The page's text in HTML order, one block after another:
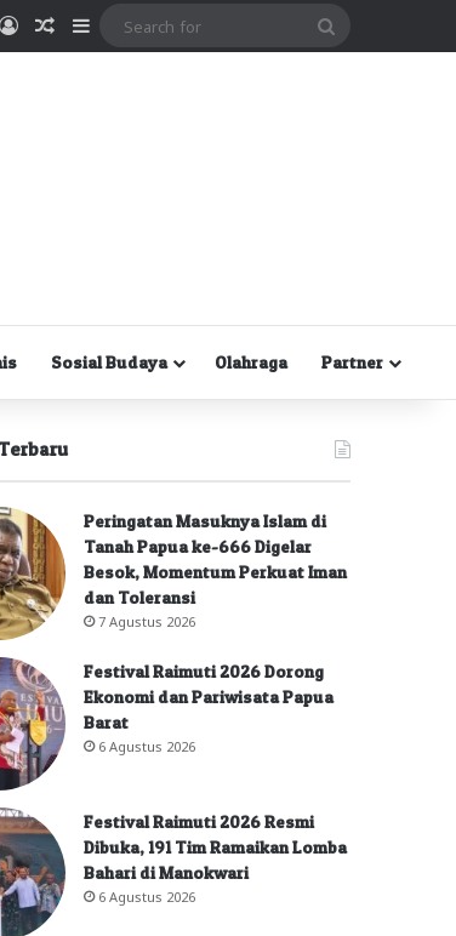
MasukRandom Article
Sidebar
Sosial Budaya Olahraga Partner
Peringatan Masuknya Islam di
Tanah Papua ke-666 Digelar
Besok, Momentum Perkuat Iman
dan Toleransi
7 Agustus 2026
Festival Raimuti 2026 Dorong
Ekonomi dan Pariwisata Papua
Barat
6 Agustus 2026
Festival Raimuti 2026 Resmi
Dibuka, 191 Tim Ramaikan Lomba
Bahari di Manokwari
6 Agustus 2026